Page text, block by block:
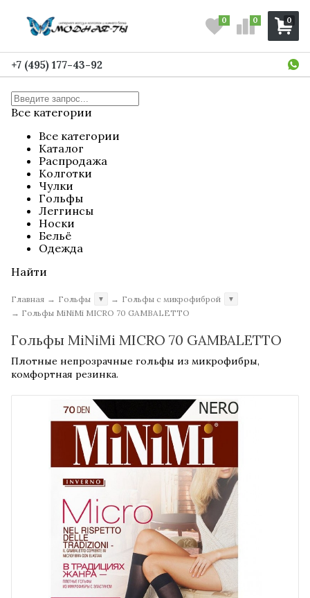
0
0 0
+7 (495) 177-43-92
Все категории
Все категории
Каталог
Распродажа
Колготки
Чулки
Гольфы
Леггинсы
Носки
Бельё
Одежда
Найти
Главная → Гольфы ▼ → Гольфы с микрофиброй ▼
→ Гольфы MiNiMi MICRO 70 GAMBALETTO
Гольфы MiNiMi MICRO 70 GAMBALETTO
Плотные непрозрачные гольфы из микрофибры,
комфортная резинка.